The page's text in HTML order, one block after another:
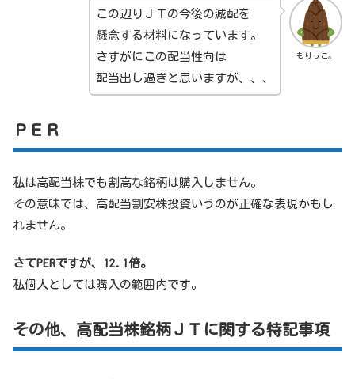
もりっこ。
この辺りＪＴの今後の減配を
懸念する材料になっています。
さすがにこの配当性向は
配当出し過ぎと思いますが、、、
ＰＥＲ
私は高配当株でも割高な銘柄は購入しません。
その意味では、高配当割安株投資いうのが正確な表現かもし
れません。
さてPERですが、12.1倍。
私個人としては購入の範囲内です。
その他、高配当株銘柄ＪＴに関する特記事項